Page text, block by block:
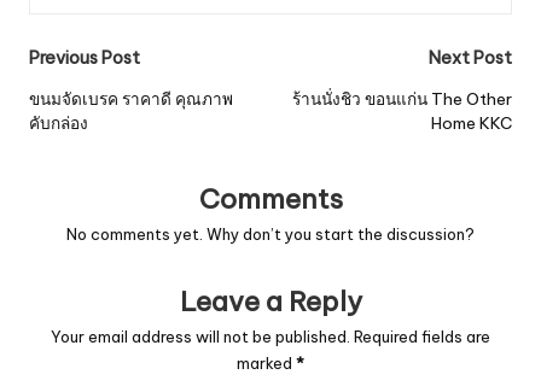
Post
navigation
Previous Post
ขนมจัดเบรค ราคาดี คุณภาพ
คับกล่อง
Next Post
ร้านนั่งชิว ขอนแก่น The Other
Home KKC
Comments
No comments yet. Why don’t you start the discussion?
Leave a Reply
Your email address will not be published. Required fields are
marked *